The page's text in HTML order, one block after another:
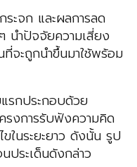
ะจก และผลการลด
นำปัจจัยความเสี่ยง
จะถูกนำขึ้นมาใช้พร้อม
รกประกอบด้วย
รงการรับฟังความคิด
ในระยะยาว ดังนั้น รูป
ประเด็นดังกล่าว